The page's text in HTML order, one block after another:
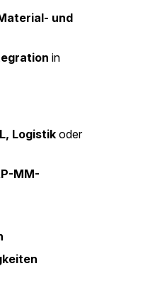
und
in
Logistik oder
MM-